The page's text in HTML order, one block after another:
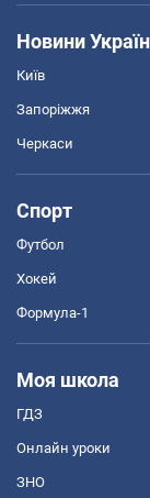
Новини
Київ
Запоріжжя
Черкаси
Спорт
Футбол
Хокей
Формула-1
Моя школа
ГДЗ
Онлайн уроки
ЗНО